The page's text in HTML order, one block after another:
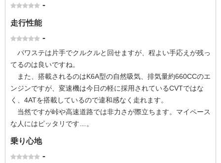
-
走行性能
-
パワステは片手でクルクルと回せますが、程よい手応えが残っ
てるのは良いですね。
また、搭載されるのはK6A型の自然吸気、排気量約660CCのエ
ンジンですが、変速機は今日の軽に採用されているCVTではな
く、4ATを搭載しているので違和感なく走れます。
当然ですが峠や高速道路では非力さが際立ちます。マイペース
な人にはピッタリです…。
乗り心地
-